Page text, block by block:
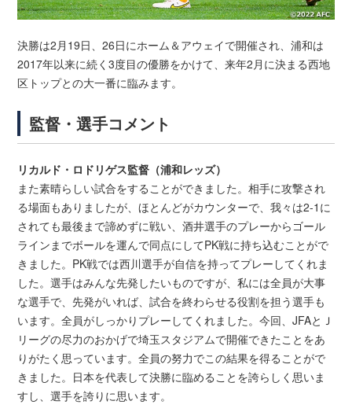
決勝は2月19日、26日にホーム＆アウェイで開催され、浦和は
2017年以来に続く3度目の優勝をかけて、来年2月に決まる西地
区トップとの大一番に臨みます。
監督・選手コメント
リカルド・ロドリゲス監督（浦和レッズ）
また素晴らしい試合をすることができました。相手に攻撃され
る場面もありましたが、ほとんどがカウンターで、我々は2-1に
されても最後まで諦めずに戦い、酒井選手のプレーからゴール
ラインまでボールを運んで同点にしてPK戦に持ち込むことがで
きました。PK戦では西川選手が自信を持ってプレーしてくれま
した。選手はみんな先発したいものですが、私には全員が大事
な選手で、先発がいれば、試合を終わらせる役割を担う選手も
います。全員がしっかりプレーしてくれました。今回、JFAとＪ
リーグの尽力のおかげで埼玉スタジアムで開催できたことをあ
りがたく思っています。全員の努力でこの結果を得ることがで
きました。日本を代表して決勝に臨めることを誇らしく思いま
すし、選手を誇りに思います。